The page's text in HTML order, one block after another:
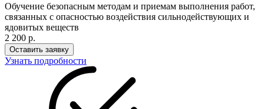
Обучение безопасным методам и приемам выполнения работ,
связанных с опасностью воздействия сильнодействующих и
ядовитых веществ
2 200 р.
Оставить заявку
Узнать подробности